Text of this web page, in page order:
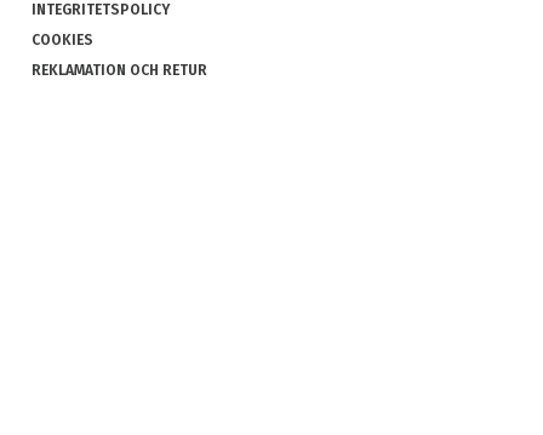
INTEGRITETSPOLICY
COOKIES
REKLAMATION OCH RETUR